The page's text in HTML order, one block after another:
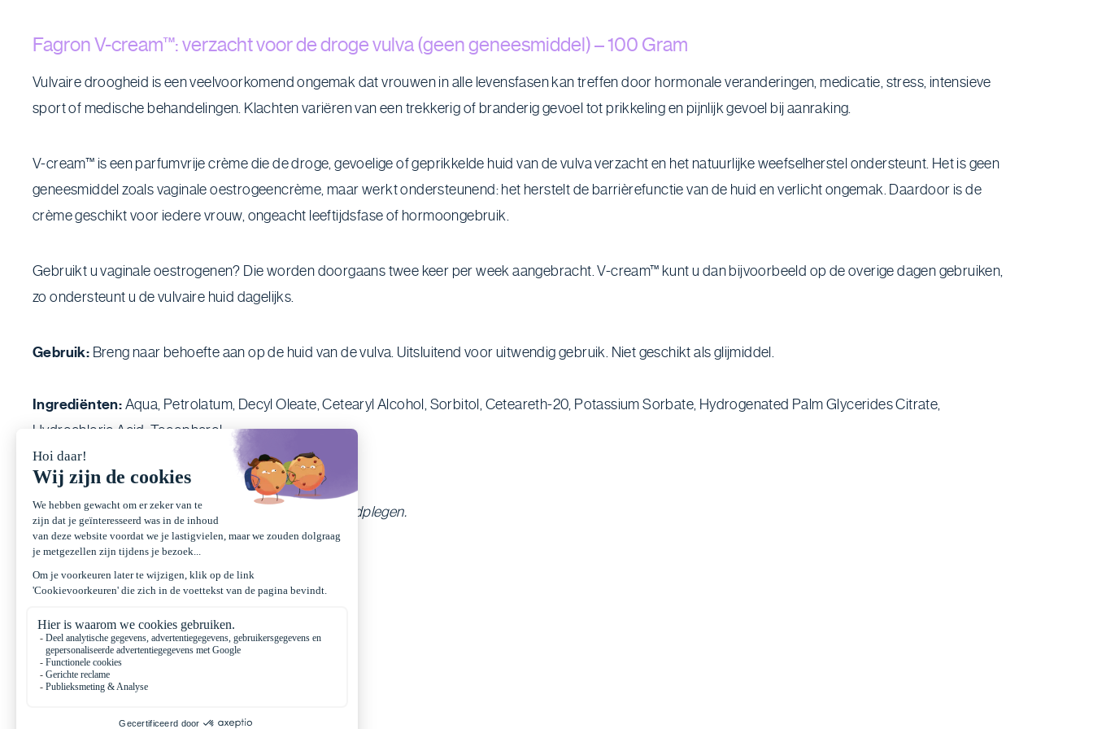
Fagron V-cream™: verzacht voor de droge vulva (geen geneesmiddel) – 100 Gram
Vulvaire droogheid is een veelvoorkomend ongemak dat vrouwen in alle levensfasen kan treffen door hormonale veranderingen, medicatie, stress, intensieve
sport of medische behandelingen. Klachten variëren van een trekkerig of branderig gevoel tot prikkeling en pijnlijk gevoel bij aanraking.
V-cream™ is een parfumvrije crème die de droge, gevoelige of geprikkelde huid van de vulva verzacht en het natuurlijke weefselherstel ondersteunt. Het is geen
geneesmiddel zoals vaginale oestrogeencrème, maar werkt ondersteunend: het herstelt de barrièrefunctie van de huid en verlicht ongemak. Daardoor is de
crème geschikt voor iedere vrouw, ongeacht leeftijdsfase of hormoongebruik.
Gebruikt u vaginale oestrogenen? Die worden doorgaans twee keer per week aangebracht. V-cream™ kunt u dan bijvoorbeeld op de overige dagen gebruiken,
zo ondersteunt u de vulvaire huid dagelijks.
Gebruik: Breng naar behoefte aan op de huid van de vulva. Uitsluitend voor uitwendig gebruik. Niet geschikt als glijmiddel.
Ingrediënten: Aqua, Petrolatum, Decyl Oleate, Cetearyl Alcohol, Sorbitol, Ceteareth-20, Potassium Sorbate, Hydrogenated Palm Glycerides Citrate,
Hydrochloric Acid, Tocopherol.
Inhoud 100 Gram | €12,99
Bij aanhoudende klachten altijd een zorgverlener raadplegen.